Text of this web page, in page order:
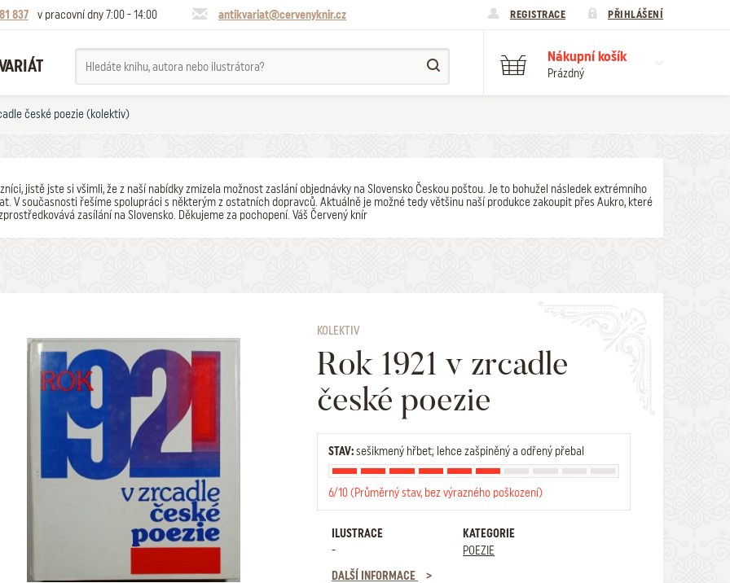
837 v pracovní dny 7:00 - 14:00 antikvariat@cervenyknir.cz REGISTRACE PŘIHLÁŠENÍ
Nákupní košík
Prázdný
české poezie (kolektiv)
jistě jste si všimli, že z naší nabídky zmizela možnost zaslání objednávky na Slovensko Českou poštou. Je to bohužel následek extrémního
V současnosti řešíme spolupráci s některým z ostatních dopravců. Aktuálně je možné tedy většinu naší produkce zakoupit přes Aukro, které
zasílání na Slovensko. Děkujeme za pochopení. Váš Červený knír
KOLEKTIV
Rok 1921 v zrcadle
české poezie
STAV:sešikmený hřbet; lehce zašpiněný a odřený přebal
6/10 (Průměrný stav, bez výrazného poškození)
ILUSTRACE
-
KATEGORIE
POEZIE
DALŠÍ INFORMACE